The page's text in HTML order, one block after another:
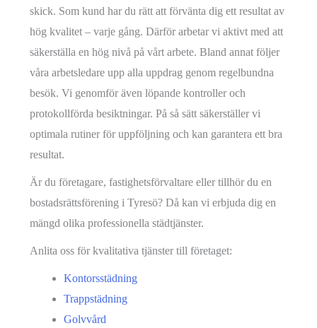
skick. Som kund har du rätt att förvänta dig ett resultat av
hög kvalitet – varje gång. Därför arbetar vi aktivt med att
säkerställa en hög nivå på vårt arbete. Bland annat följer
våra arbetsledare upp alla uppdrag genom regelbundna
besök. Vi genomför även löpande kontroller och
protokollförda besiktningar. På så sätt säkerställer vi
optimala rutiner för uppföljning och kan garantera ett bra
resultat.
Är du företagare, fastighetsförvaltare eller tillhör du en
bostadsrättsförening i Tyresö? Då kan vi erbjuda dig en
mängd olika professionella städtjänster.
Anlita oss för kvalitativa tjänster till företaget:
Kontorsstädning
Trappstädning
Golvvård